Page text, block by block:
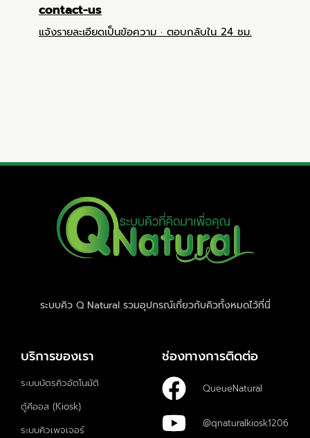
contact-us
แจ้งรายละเอียดเป็นข้อความ · ตอบกลับใน 24 ชม.
ระบบคิว Q Natural รวมอุปกรณ์เกี่ยวกับคิวทั้งหมดไว้ที่นี่
บริการของเรา
ระบบบัตรคิวอัตโนมัติ
ตู้คีออส (Kiosk)
ระบบคิวเพจเจอร์
ช่องทางการติดต่อ
QueueNatural
@qnaturalkiosk1206